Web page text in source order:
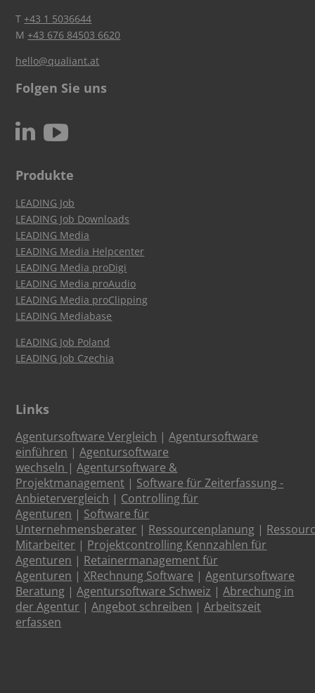
T+43 1 5036644
M+43 676 84503 6620
hello@qualiant.at
Folgen Sie uns
N c
Produkte
LEADING Job
LEADING Job Downloads
LEADING Media
LEADING Media Helpcenter
LEADING Media proDigi
LEADING Media proAudio
LEADING Media proClipping
LEADING Mediabase
LEADING Job Poland
LEADING Job Czechia
Links
Agentursoftware Vergleich |Agentursoftware
einführen |Agentursoftware
wechseln |Agentursoftware &
Projektmanagement | Software für Zeiterfassung -
Anbietervergleich | Controlling für
Agenturen | Software für
Unternehmensberater | Ressourcenplanung |
Mitarbeiter | Projektcontrolling Kennzahlen für
Agenturen | Retainermanagement für
Agenturen |XRechnung Software |Agentursoftware
Beratung |Agentursoftware Schweiz |Abrechung in
der Agentur |Angebot schreiben |Arbeitszeit
erfassen